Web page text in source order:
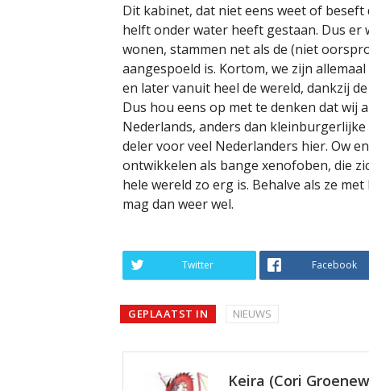
Dit kabinet, dat niet eens weet of beseft
helft onder water heeft gestaan. Dus er
wonen, stammen net als de (niet
aangespoeld is. Kortom, we zijn
en later vanuit heel de wereld, dankzij
Dus hou eens op met te denken dat wij
Nederlands, anders dan
deler voor veel Nederlanders hier. Ow
ontwikkelen als bange xenofoben, die
hele wereld zo erg is. Behalve als ze
mag dan weer wel.
Twitter Facebook
GEPLAATST IN NIEUWS
Keira (Cori